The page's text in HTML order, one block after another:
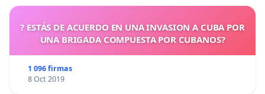
? ESTÁS DE ACUERDO EN UNA INVASION A CUBA POR
UNA BRIGADA COMPUESTA POR CUBANOS?
1 096 firmas
8 Oct 2019